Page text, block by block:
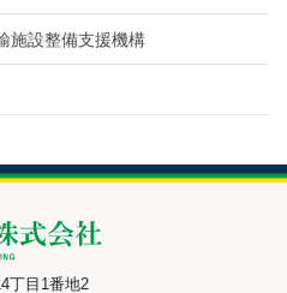
施設整備支援機構
丁目1番地2